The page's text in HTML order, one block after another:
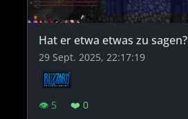
Hat er etwa etwas zu sagen?
29 Sept. 2025, 22:17:19
👁 5 ❤️ 0